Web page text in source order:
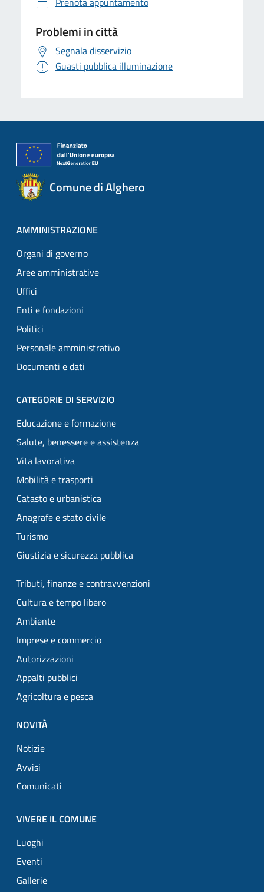
Problemi in città
Segnala disservizio
Guasti pubblica illuminazione
Comune di Alghero
AMMINISTRAZIONE
Organi di governo
Aree amministrative
Uffici
Enti e fondazioni
Politici
Personale amministrativo
Documenti e dati
CATEGORIE DI SERVIZIO
Educazione e formazione
Salute, benessere e assistenza
Vita lavorativa
Mobilità e trasporti
Catasto e urbanistica
Anagrafe e stato civile
Turismo
Giustizia e sicurezza pubblica
Tributi, finanze e contravvenzioni
Cultura e tempo libero
Ambiente
Imprese e commercio
Autorizzazioni
Appalti pubblici
Agricoltura e pesca
NOVITÀ
Notizie
Avvisi
Comunicati
VIVERE IL COMUNE
Luoghi
Eventi
Gallerie